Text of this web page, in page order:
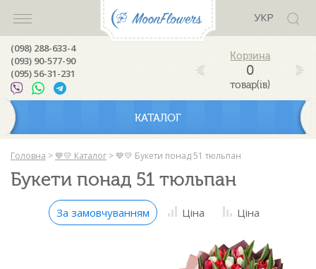
УКР
(098) 288-633-4
(093) 90-577-90
(095) 56-31-231
0
товар(ів)
КАТАЛОГ
Головна > 💙💛 Каталог > 💙💛 Букети понад 51 тюльпан
Букети понад 51 тюльпан
За замовчуванням Ціна Ціна